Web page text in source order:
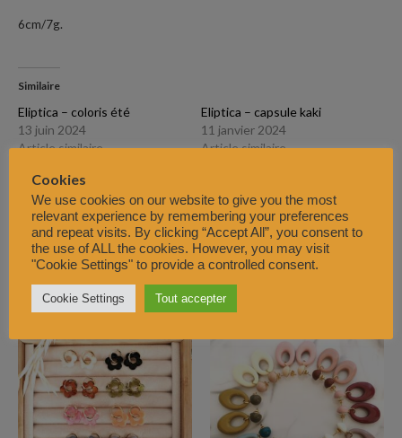
6cm/7g.
Similaire
Eliptica – coloris été
13 juin 2024
Article similaire
Eliptica – capsule kaki
11 janvier 2024
Article similaire
Gaïa
21 octobre 2022
Article similaire
Produits similaires
Cookies
We use cookies on our website to give you the most
relevant experience by remembering your preferences
and repeat visits. By clicking “Accept All”, you consent to
the use of ALL the cookies. However, you may visit
"Cookie Settings" to provide a controlled consent.
Cookie Settings Tout accepter